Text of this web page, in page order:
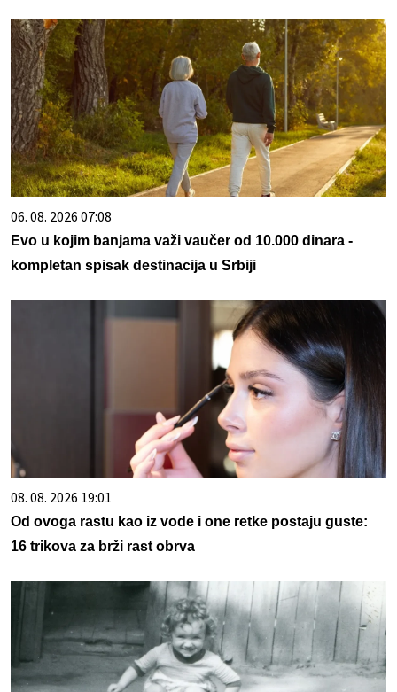
06. 08. 2026 07:08
Evo u kojim banjama važi vaučer od 10.000 dinara -
kompletan spisak destinacija u Srbiji
08. 08. 2026 19:01
Od ovoga rastu kao iz vode i one retke postaju guste:
16 trikova za brži rast obrva